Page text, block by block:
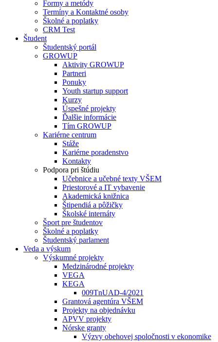
Formy a metódy
Termíny a Kontaktné osoby
Školné a poplatky
CRM Test
Študent
Študentský portál
GROWUP
Aktivity GROWUP
Partneri
Ponuky
Youth startup support
Kurzy
Úspešné projekty
Ďalšie informácie
Tím GROWUP
Kariérne centrum
Stáže
Kariérne poradenstvo
Kontakty
Podpora pri štúdiu
Učebnice a učebné texty VŠEM
Priestorové a IT vybavenie
Akademická knižnica
Štipendiá a pôžičky
Školské internáty
Šport pre študentov
Školné a poplatky
Študentský parlament
Veda a výskum
Výskumné projekty
Medzinárodné projekty
VEGA
KEGA
009TnUAD-4/2021
Grantová agentúra VŠEM
Projekty na objednávku
APVV projekty
Nórske granty
Výzvy obehovej spoločnosti v ekonomike